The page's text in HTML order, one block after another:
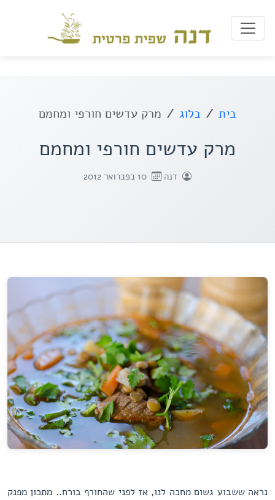
בית בלוג מרק עדשים חורפי ומחמם
מרק עדשים חורפי ומחמם
דנה
נראה ששבוע גשום מחכה לנו, אז לפני שהחורף בורח.. מתכון מפנק